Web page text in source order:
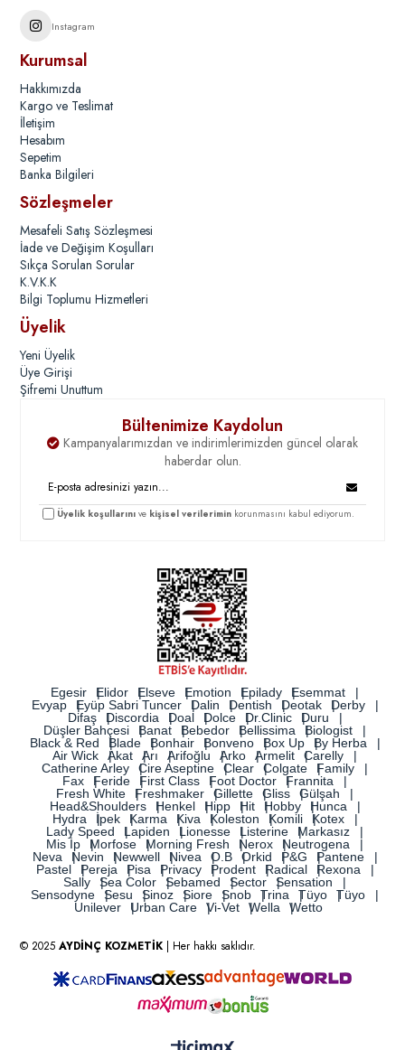
Instagram
Kurumsal
Hakkımızda
Kargo ve Teslimat
İletişim
Hesabım
Sepetim
Banka Bilgileri
Sözleşmeler
Mesafeli Satış Sözleşmesi
İade ve Değişim Koşulları
Sıkça Sorulan Sorular
K.V.K.K
Bilgi Toplumu Hizmetleri
Üyelik
Yeni Üyelik
Üye Girişi
Şifremi Unuttum
Bültenimize Kaydolun
Kampanyalarımızdan ve indirimlerimizden güncel olarak
haberdar olun.
Üyelik koşullarını ve kişisel verilerimin korunmasını kabul ediyorum.
Egesir Elidor Elseve Emotion Epilady
Esemmat
Evyap
Eyüp Sabri Tuncer Dalin Dentish Deotak
Derby
Difaş
Discordia Doal Dolce Dr.Clinic
Duru
Düşler Bahçesi
Banat Bebedor Bellissima
Biologist
Black & Red
Blade Bonhair Bonveno Box Up
By Herba
Air Wick
Akat Arı Arifoğlu Arko Armelit
Carelly
Catherine Arley
Cire Aseptine Clear Colgate
Family
Fax
Feride First Class Foot Doctor
Frannita
Fresh White
Freshmaker Gillette Gliss
Gülşah
Head&Shoulders
Henkel Hipp Hit Hobby
Hunca
Hydra
İpek Karma Kiva Koleston Komili
Kotex
Lady Speed
Lapiden Lionesse Listerine
Markasız
Mis İp
Morfose Morning Fresh Nerox
Neutrogena
Neva
Nevin Newwell Nivea O.B Orkid P&G
Pantene
Pastel
Pereja Pisa Privacy Prodent Radical
Rexona
Sally
Sea Color Sebamed Sector
Sensation
Sensodyne
Sesu Sinoz Siore Snob Trina Tüyo
Tüyo
Unilever
Urban Care Vi-Vet Wella Wetto
© 2025AYDİNÇ KOZMETİK | Her hakkı saklıdır.